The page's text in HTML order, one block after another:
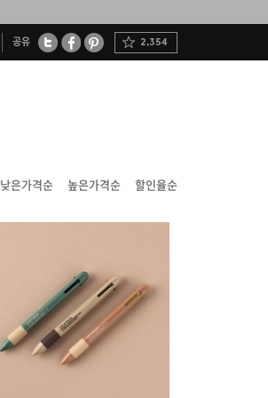
공유 2,354
낮은가격순 높은가격순 할인율순